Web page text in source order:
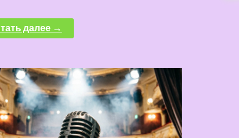
далее →